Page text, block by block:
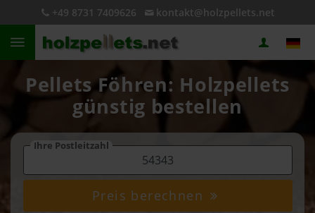
+49 8731 7409626 kontakt@holzpellets.net
Pellets Föhren: Holzpellets
günstig bestellen
Ihre Postleitzahl
Preis berechnen